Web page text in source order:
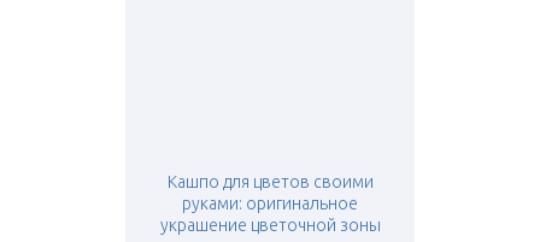
Кашпо для цветов своими
руками: оригинальное
украшение цветочной зоны